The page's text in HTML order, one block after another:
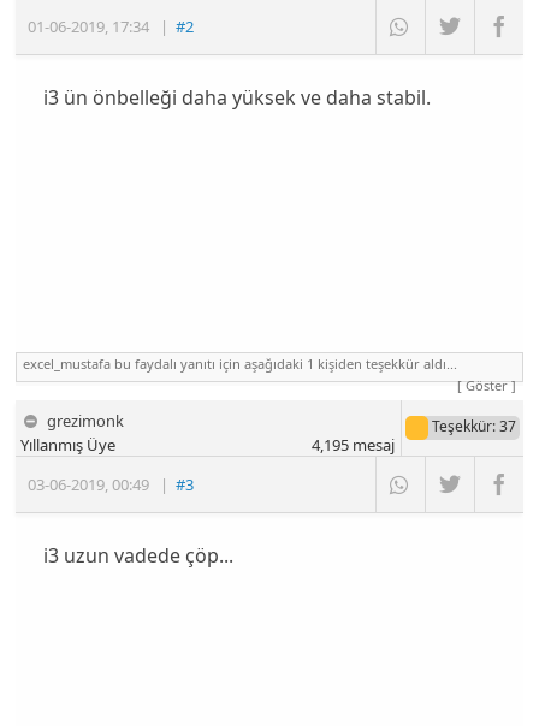
01-06-2019, 17:34 |#2
i3 ün önbelleği daha yüksek ve daha stabil.
excel_mustafa bu faydalı yanıtı için aşağıdaki 1 kişiden teşekkür aldı...
[ Göster ]
grezimonk
03-06-2019,00:49 |#3
Yıllanmış Üye
Teşekkür: 37
4,195mesaj
i3 uzun vadede çöp...